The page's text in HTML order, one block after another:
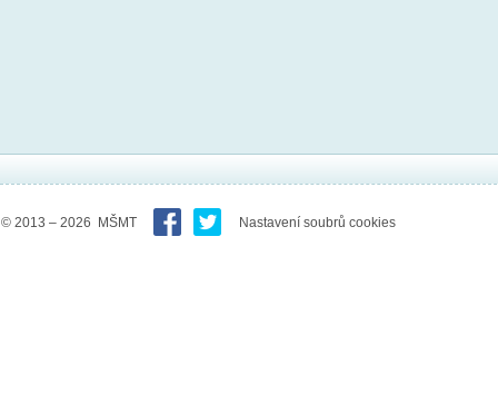
© 2013 – 2026 MŠMT Nastavení soubrů cookies